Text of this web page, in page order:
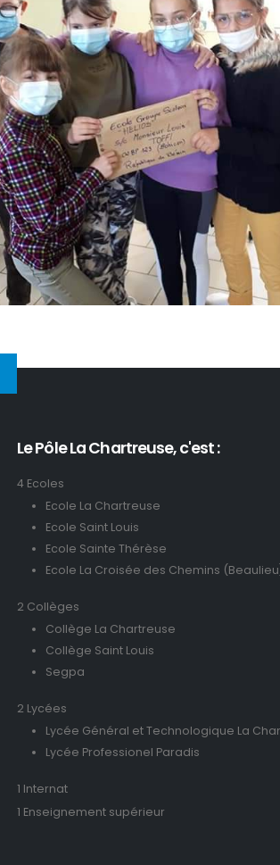
Le Pôle La Chartreuse, c'est :
4 Ecoles
Ecole La Chartreuse
Ecole Saint Louis
Ecole Sainte Thérèse
Ecole La Croisée des Chemins
2 Collèges
Collège La Chartreuse
Collège Saint Louis
Segpa
2 Lycées
Lycée Général et Technologique La
Lycée Professionel Paradis
1 Internat
1 Enseignement supérieur